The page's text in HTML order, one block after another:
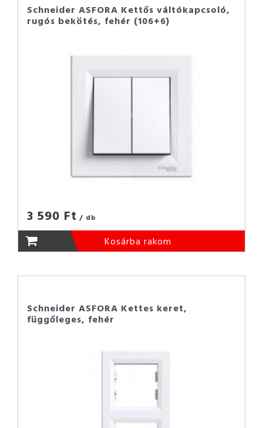
Schneider ASFORA Kettős váltókapcsoló,
rugós bekötés, fehér (106+6)
3 590 Ft / db
Kosárba rakom
Schneider ASFORA Kettes keret,
függőleges, fehér